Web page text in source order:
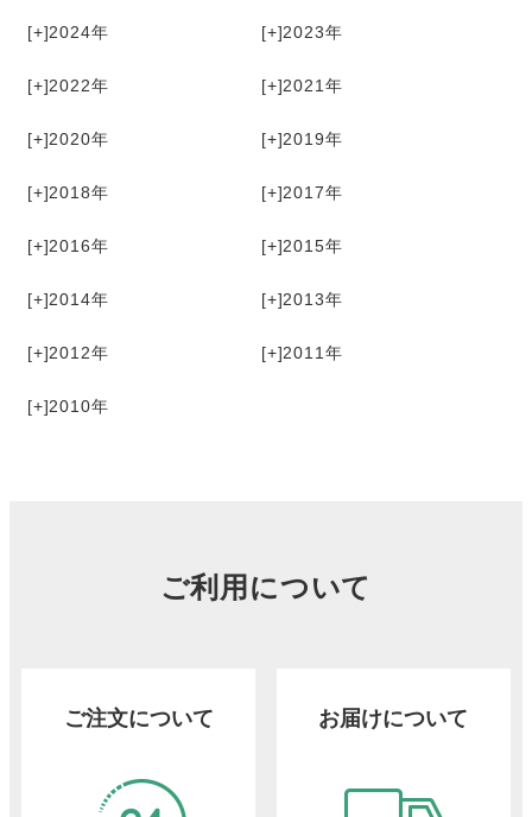
[+]2024 [+]2023
[+]2022 [+]2021
[+]2020 [+]2019
[+]2018 [+]2017
[+]2016 [+]2015
[+]2014 [+]2013
[+]2012 [+]2011
[+]2010
ご利用について
ご注文について お届けについて